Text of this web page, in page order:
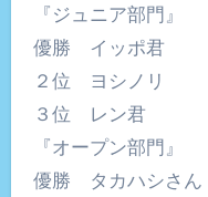
『ジュニア部門』
優勝 イッポ君
２位 ヨシノリ
３位 レン君
『オープン部門』
優勝 タカハシさん